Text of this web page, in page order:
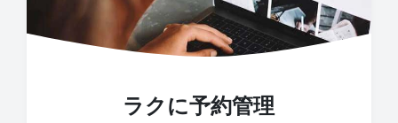
ラクに予約管理